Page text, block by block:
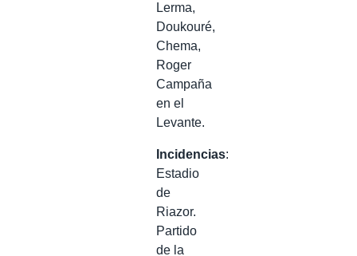
Lerma,
Doukouré,
Chema,
Roger
Campaña
en el
Levante.
Incidencias:
Estadio
de
Riazor.
Partido
de la